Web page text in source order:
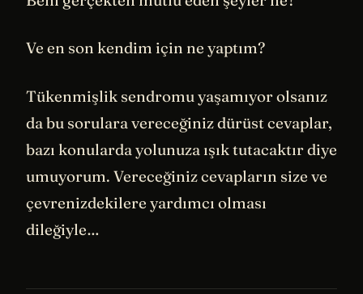
Ve en son kendim için ne yaptım?
Tükenmişlik sendromu yaşamıyor olsanız
da bu sorulara vereceğiniz dürüst cevaplar,
bazı konularda yolunuza ışık tutacaktır diye
umuyorum. Vereceğiniz cevapların size ve
çevrenizdekilere yardımcı olması
dileğiyle…